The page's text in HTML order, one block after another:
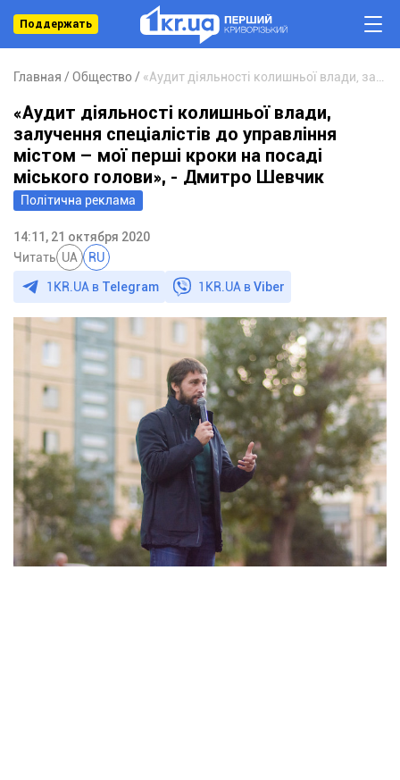
Поддержать
Главная Общество
Політична реклама
«Аудит діяльності колишньої влади,
залучення спеціалістів до управління
містом – мої перші кроки на посаді
міського голови», - Дмитро Шевчик
14:11, 21 октября 2020
Читать UA RU
1KR.UA в Telegram 1KR.UA вViber